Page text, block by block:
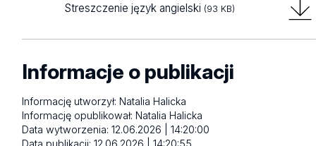
Streszczenie język angielski (93 KB)
Informacje o publikacji
Informację utworzył:Natalia Halicka
Informację opublikował:Natalia Halicka
Data wytworzenia:12.06.2026 | 14:20:00
Data publikacji:12.06.2026 | 14:20:55